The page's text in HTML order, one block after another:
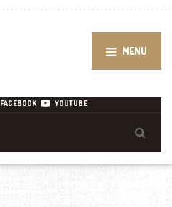
MENU
FACEBOOK YOUTUBE